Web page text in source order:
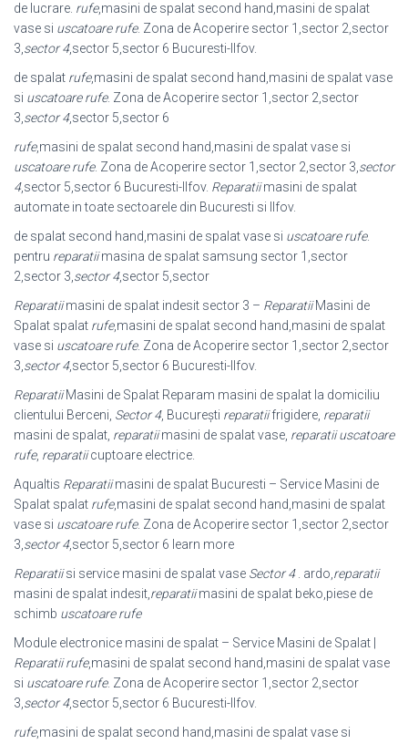
de lucrare. rufe,masini de spalat second hand,masini de spalat
vase si uscatoare rufe. Zona de Acoperire sector 1,sector 2,sector
3,sector 4,sector 5,sector 6 Bucuresti-Ilfov.
de spalat rufe,masini de spalat second hand,masini de spalat vase
si uscatoare rufe. Zona de Acoperire sector 1,sector 2,sector
3,sector 4,sector 5,sector 6
rufe,masini de spalat second hand,masini de spalat vase si
uscatoare rufe. Zona de Acoperire sector 1,sector 2,sector 3,sector
4,sector 5,sector 6 Bucuresti- Ilfov. Reparatiimasini de spalat
automate in toate sectoarele din Bucuresti si Ilfov.
de spalat second hand,masini de spalat vase si uscatoare rufe.
pentru reparatiimasina de spalat samsung sector 1,sector
2,sector 3,sector 4,sector 5,sector
Reparatiimasini de spalat indesit sector 3 – ReparatiiMasini de
Spalat spalat rufe,masini de spalat second hand,masini de spalat
vase si uscatoare rufe. Zona de Acoperire sector 1,sector 2,sector
3,sector 4,sector 5,sector 6 Bucuresti-Ilfov.
ReparatiiMasini de Spalat Reparam masini de spalat la domiciliu
clientului Berceni, Sector 4, București reparatiifrigidere, reparatii
masini de spalat, reparatiimasini de spalat vase, reparatii uscatoare
rufe, reparatiicuptoare electrice.
Aqualtis Reparatiimasini de spalat Bucuresti – Service Masini de
Spalat spalat rufe,masini de spalat second hand,masini de spalat
vase si uscatoare rufe. Zona de Acoperire sector 1,sector 2,sector
3,sector 4,sector 5,sector 6 learn more
Reparatiisi service masini de spalat vase Sector 4. ardo,reparatii
masini de spalat indesit,reparatiimasini de spalat beko,piese de
schimb uscatoare rufe
Module electronice masini de spalat – Service Masini de Spalat |
Reparatii rufe,masini de spalat second hand,masini de spalat vase
si uscatoare rufe. Zona de Acoperire sector 1,sector 2,sector
3,sector 4,sector 5,sector 6 Bucuresti-Ilfov.
rufe,masini de spalat second hand,masini de spalat vase si